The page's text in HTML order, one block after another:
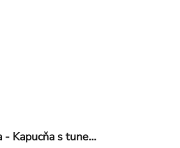
Tepláková bunda - Kapucňa s tunelovým sťahovaním - Tmavo hnedá